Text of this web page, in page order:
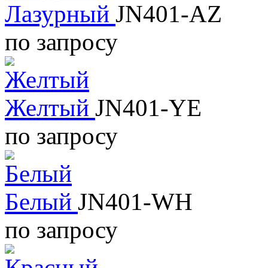
Лазурный JN401-AZ
по запросу
Желтый JN401-YE
по запросу
Белый JN401-WH
по запросу